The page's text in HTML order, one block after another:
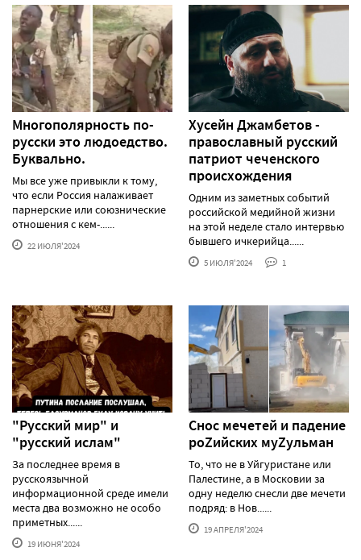
Многополярность по-
русски это людоедство.
Буквально.
Мы все уже привыкли к тому,
что если Россия налаживает
парнерские или союзнические
отношения с кем-......
22 ИЮЛЯ'2024
Хусейн Джамбетов -
православный русский
патриот чеченского
происхождения
Одним из заметных событий
российской медийной жизни
на этой неделе стало интервью
бывшего ичкерийца......
5 ИЮЛЯ'2024 1
"Русский мир" и
"русский ислам"
За последнее время в
русскоязычной
информационной среде имели
места два возможно не особо
приметных......
19 ИЮНЯ'2024
Снос мечетей и падение
роZийских муZульман
То, что не в Уйгуристане или
Палестине, а в Московии за
одну неделю снесли две мечети
подряд: в Нов......
19 АПРЕЛЯ'2024